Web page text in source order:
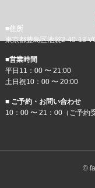
■住所
東京都豊島区池袋2-40-13
■営業時間
平日11：00 〜 21:00
土日祝10：00 〜 20:00
■ ご予約・お問い合わせ
10：00 〜 21：00（ご予約
©